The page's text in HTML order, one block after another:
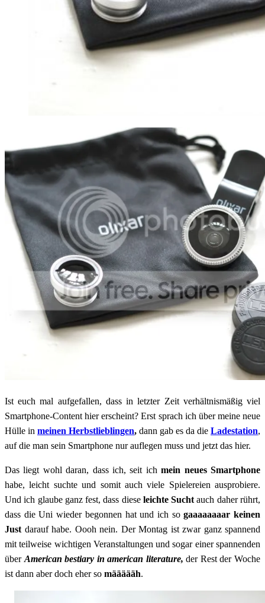
Ist euch mal aufgefallen, dass in letzter Zeit verhältnismäßig viel
Smartphone-Content hier erscheint? Erst sprach ich über meine neue
Hülle in meinen Herbstlieblingen, dann gab es da die Ladestation,
auf die man sein Smartphone nur auflegen muss und jetzt das hier.
Das liegt wohl daran, dass ich, seit ichmein neues Smartphone
habe, leicht suchte und somit auch viele Spielereien ausprobiere.
Und ich glaube ganz fest, dass diese leichte Suchtauch daher rührt,
dass die Uni wieder begonnen hat und ich sogaaaaaaaar keinen
Just darauf habe. Oooh nein. Der Montag ist zwar ganz spannend
mit teilweise wichtigen Veranstaltungen und sogar einer spannenden
über American bestiary in american literature, der Rest der Woche
ist dann aber doch eher so määäääh.